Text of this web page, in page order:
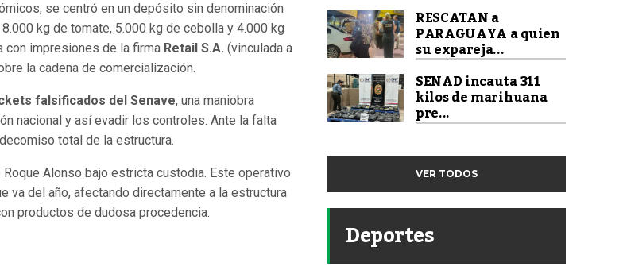
se centró en un depósito sin denominación
kg de tomate, 5.000 kg de cebolla y 4.000 kg
con impresiones de la firma Retail S.A. (vinculada a
la cadena de comercialización.
falsificados del Senave, una maniobra
nacional y así evadir los controles. Ante la falta
total de la estructura.
Alonso bajo estricta custodia. Este operativo
va del año, afectando directamente a la estructura
productos de dudosa procedencia.
RESCATAN a
PARAGUAYA a quien
su expareja...
SENAD incauta 311
kilos de marihuana
pre...
VER TODOS
Deportes